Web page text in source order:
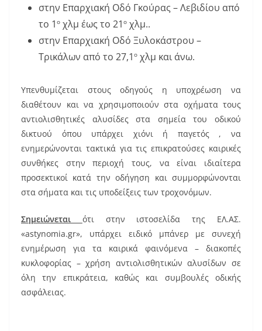
στην Επαρχιακή Οδό Γκούρας – Λεβιδίου από
το 1 ο χλμ έως το 21 ο χλμ..
στην Επαρχιακή Οδό Ξυλοκάστρου –
Τρικάλων από το 27,1 ο χλμ και άνω.
Υπενθυμίζεται στους οδηγούς η υποχρέωση να
διαθέτουν και να χρησιμοποιούν στα οχήματα τους
αντιολισθητικές αλυσίδες στα σημεία του οδικού
δικτυού όπου υπάρχει χιόνι ή παγετός , να
ενημερώνονται τακτικά για τις επικρατούσες καιρικές
συνθήκες στην περιοχή τους, να είναι ιδιαίτερα
προσεκτικοί κατά την οδήγηση και συμμορφώνονται
στα σήματα και τις υποδείξεις των τροχονόμων.
Σημειώνεται ότι στην ιστοσελίδα της ΕΛ.ΑΣ.
«astynomia.gr», υπάρχει ειδικό μπάνερ με συνεχή
ενημέρωση για τα καιρικά φαινόμενα – διακοπές
κυκλοφορίας – χρήση αντιολισθητικών αλυσίδων σε
όλη την επικράτεια, καθώς και συμβουλές οδικής
ασφάλειας.